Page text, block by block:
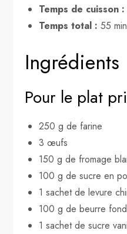
Temps de cuisson :
Temps total : 55
Ingrédients
Pour le plat
250 g de farine
3 œufs
150 g de fromage
100 g de sucre en
1 sachet de levure
100 g de beurre
1 sachet de sucre